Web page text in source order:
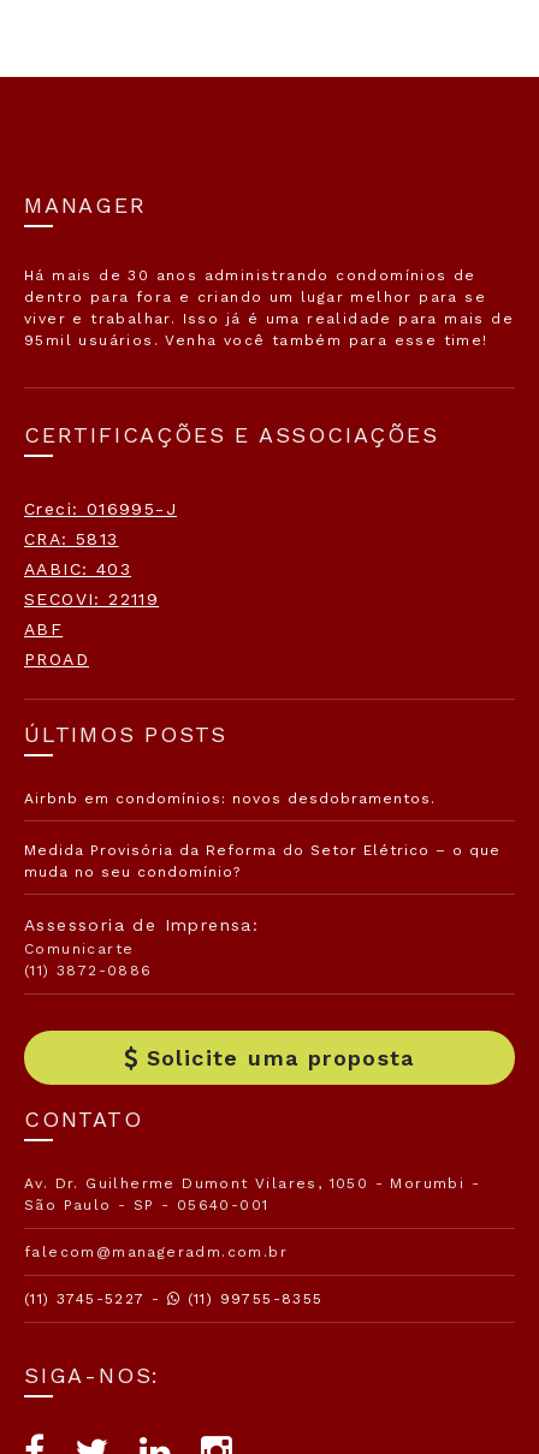
MANAGER
Há mais de 30 anos administrando condomínios de
dentro para fora e criando um lugar melhor para se
viver e trabalhar. Isso já é uma realidade para mais de
95mil usuários. Venha você também para esse time!
CERTIFICAÇÕES E ASSOCIAÇÕES
Creci: 016995-J
CRA: 5813
AABIC: 403
SECOVI: 22119
ABF
PROAD
ÚLTIMOS POSTS
Airbnb em condomínios: novos desdobramentos.
Medida Provisória da Reforma do Setor Elétrico – o que
muda no seu condomínio?
Assessoria de Imprensa:
Comunicarte
(11) 3872-0886
Solicite uma proposta
CONTATO
Av. Dr. Guilherme Dumont Vilares, 1050 - Morumbi -
São Paulo - SP - 05640-001
falecom@manageradm.com.br
(11) 3745-5227 - (11) 99755-8355
SIGA-NOS: